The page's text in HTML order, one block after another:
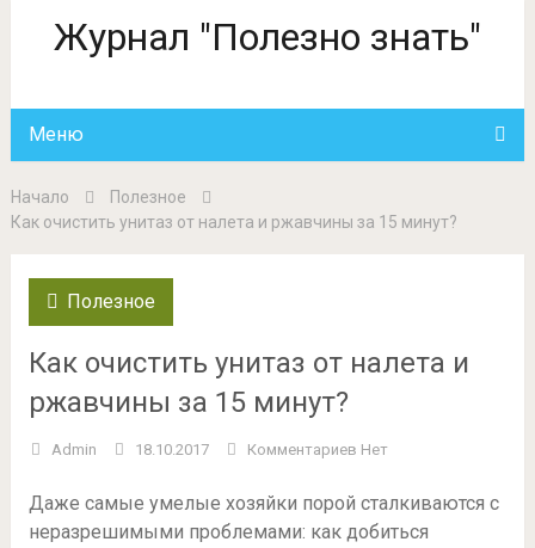
Журнал "Полезно знать"
Меню
Начало
Полезное
Как очистить унитаз от налета и ржавчины за 15 минут?
Полезное
Как очистить унитаз от налета и
ржавчины за 15 минут?
Admin 18.10.2017 Комментариев Нет
Даже самые умелые хозяйки порой сталкиваются с
неразрешимыми проблемами: как добиться